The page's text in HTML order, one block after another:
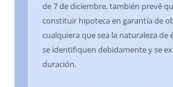
de 7 de diciembre, también prevé
constituir hipoteca en garantía de
cualquiera que sea la naturaleza de
se identifiquen debidamente y se
duración.